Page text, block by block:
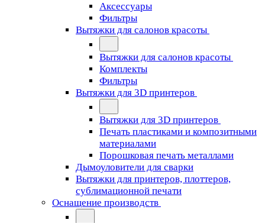
Аксессуары
Фильтры
Вытяжки для салонов красоты
Вытяжки для салонов красоты
Комплекты
Фильтры
Вытяжки для 3D принтеров
Вытяжки для 3D принтеров
Печать пластиками и композитными
материалами
Порошковая печать металлами
Дымоуловители для сварки
Вытяжки для принтеров, плоттеров,
сублимационной печати
Оснащение производств